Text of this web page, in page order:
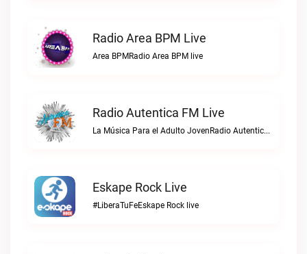
Radio Area BPM Live
Area BPMRadio Area BPM live
Radio Autentica FM Live
La Música Para el Adulto JovenRadio Autentica FM live
Eskape Rock Live
#LiberaTuFeEskape Rock live